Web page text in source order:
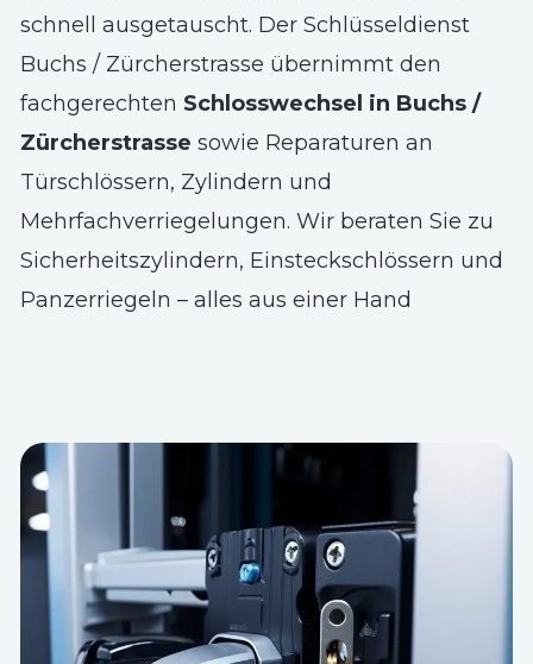
schnell ausgetauscht. Der Schlüsseldienst
Buchs / Zürcherstrasse übernimmt den
fachgerechten Schlosswechsel in Buchs /
Zürcherstrasse sowie Reparaturen an
Türschlössern, Zylindern und
Mehrfachverriegelungen. Wir beraten Sie zu
Sicherheitszylindern, Einsteckschlössern und
Panzerriegeln – alles aus einer Hand